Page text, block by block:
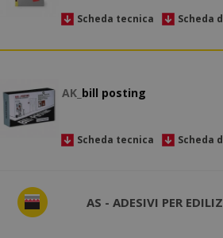
Scheda tecnica Scheda
AK_ bill posting
Scheda tecnica Scheda
AS - ADESIVI PER